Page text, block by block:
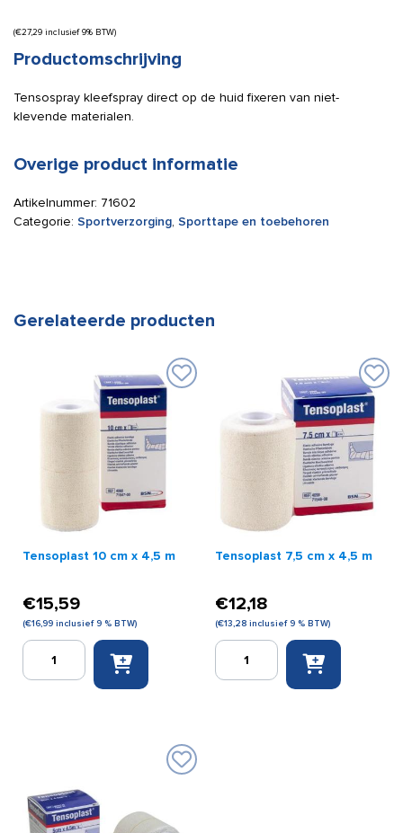
(€27,29 inclusief 9% BTW)
Productomschrijving
Tensospray kleefspray direct op de huid fixeren van niet-
klevende materialen.
Overige product informatie
Artikelnummer: 71602
Categorie: Sportverzorging, Sporttape en toebehoren
Gerelateerde producten
Tensoplast 10 cm x 4,5 m
€15,59
(€16,99 inclusief 9 % BTW)
Tensoplast
Tensoplast 7,5 cm x 4,5 m
€12,18
(€13,28 inclusief 9 % BTW)
Tensoplast